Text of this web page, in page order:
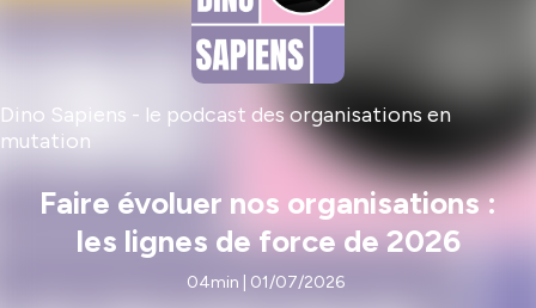
Dino Sapiens - le podcast des organisations en
mutation
Faire évoluer nos organisations :
les lignes de force de 2026
04min | 01/07/2026